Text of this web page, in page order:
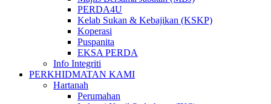
PERDA4U
Kelab Sukan & Kebajikan (KSKP)
Koperasi
Puspanita
EKSA PERDA
Info Integriti
PERKHIDMATAN KAMI
Hartanah
Perumahan